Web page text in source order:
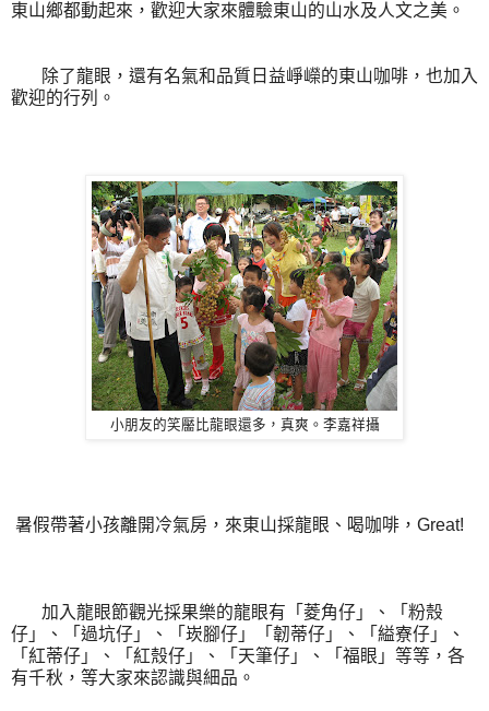
東山鄉都動起來，歡迎大家來體驗東山的山水及人文之美。
除了龍眼，還有名氣和品質日益崢嶸的東山咖啡，也加入
歡迎的行列。
小朋友的笑靨比龍眼還多，真爽。李嘉祥攝
暑假帶著小孩離開冷氣房，來東山採龍眼、喝咖啡，Great!
加入龍眼節觀光採果樂的龍眼有「菱角仔」、「粉殼
仔」、「過坑仔」、「崁腳仔」「韌蒂仔」、「縊寮仔」、
「紅蒂仔」、「紅殼仔」、「天筆仔」、「福眼」等等，各
有千秋，等大家來認識與細品。